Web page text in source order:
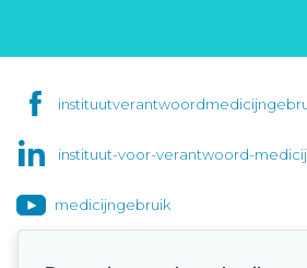
instituut-voor-verantwoord-
medicijngebruik